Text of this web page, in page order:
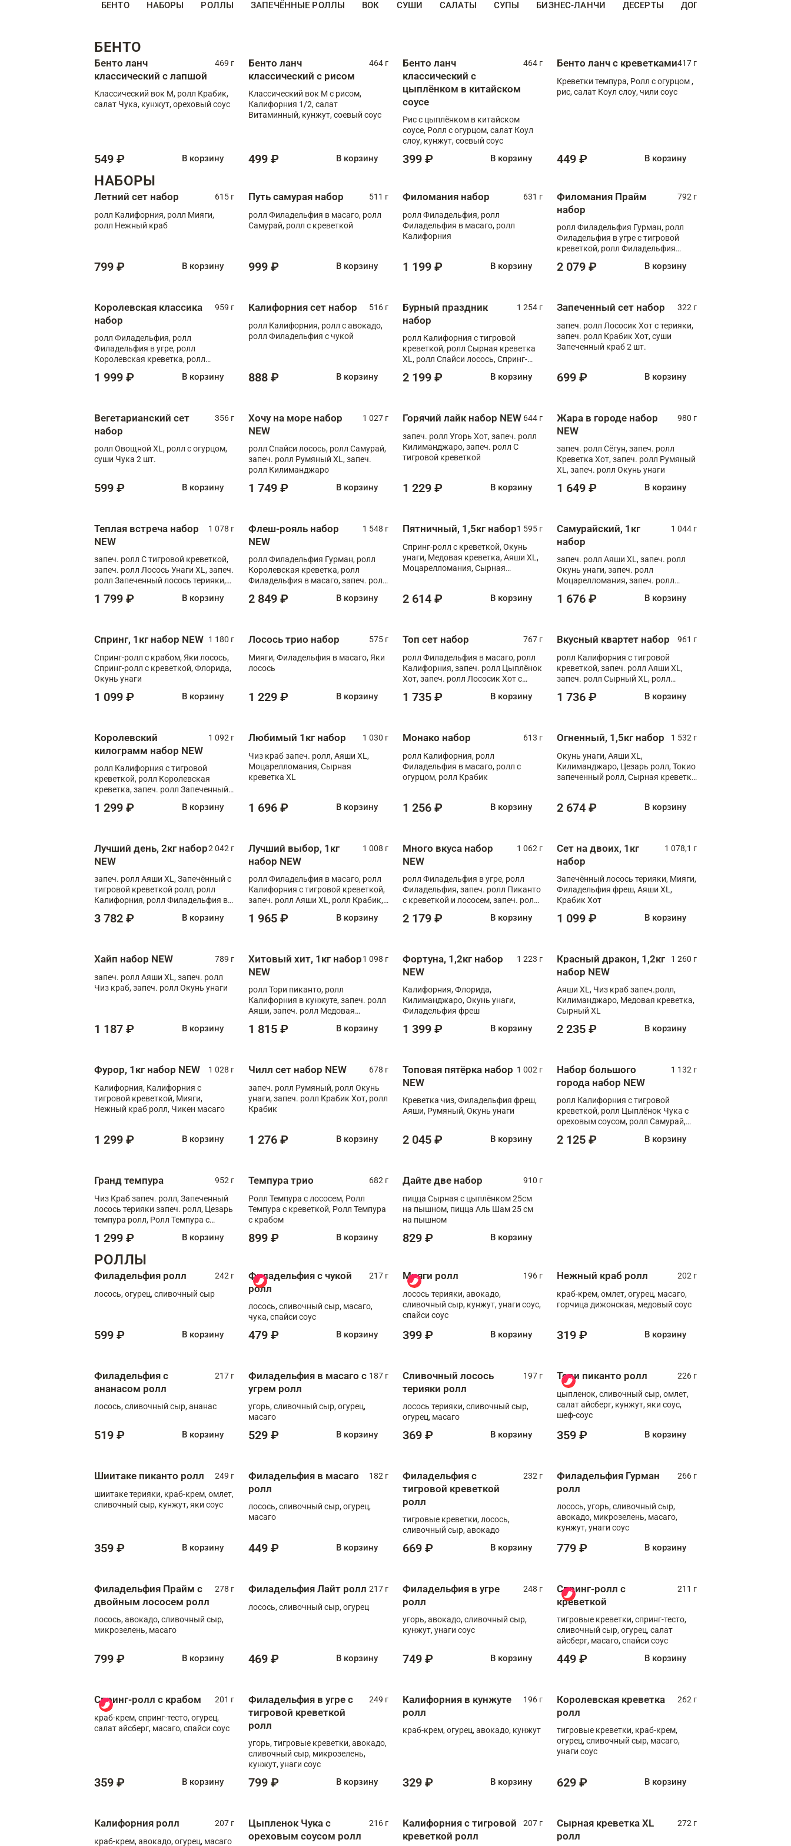
БЕНТО НАБОРЫ РОЛЛЫ ЗАПЕЧЁННЫЕ РОЛЛЫ ВОК СУШИ САЛАТЫ СУПЫ БИЗНЕС-ЛАНЧИ ДЕСЕРТЫ ДОПОЛНИТЕЛЬНО
БЕНТО
Бенто ланч
классический с лапшой
469 г
Классический вок М, ролл Крабик,
салат Чука, кунжут, ореховый соус
549 ₽ В корзину
Бенто ланч
классический с рисом
464 г
Классический вок М с рисом,
Калифорния 1/2, салат
Витаминный, кунжут, соевый соус
499 ₽ В корзину
Бенто ланч
классический с
цыплёнком в китайском
соусе
464 г
Рис с цыплёнком в китайском
соусе, Ролл с огурцом, салат Коул
слоу, кунжут, соевый соус
399 ₽ В корзину
Бенто ланч с креветками417 г
Креветки темпура, Ролл с огурцом ,
рис, салат Коул слоу, чили соус
449 ₽ В корзину
НАБОРЫ
Летний сет набор
615 г
ролл Калифорния, ролл Мияги,
ролл Нежный краб
799 ₽ В корзину
Путь самурая набор
511 г
ролл Филадельфия в масаго, ролл
Самурай, ролл с креветкой
999 ₽ В корзину
Филомания набор
631 г
ролл Филадельфия, ролл
Филадельфия в масаго, ролл
Калифорния
1 199 ₽ В корзину
Филомания Прайм
набор
792 г
ролл Филадельфия Гурман, ролл
Филадельфия в угре с тигровой
креветкой, ролл Филадельфия
2 079 ₽ В корзину
Королевская классика
набор
959 г
ролл Филадельфия, ролл
Филадельфия в угре, ролл
Королевская креветка, ролл
1 999 ₽ В корзину
Калифорния сет набор
516 г
ролл Калифорния, ролл с авокадо,
ролл Филадельфия с чукой
888 ₽ В корзину
Бурный праздник
набор
1 254 г
ролл Калифорния с тигровой
креветкой, ролл Сырная креветка
XL, ролл Спайси лосось, Спринг-
Медовая креветка
2 199 ₽ В корзину
Запеченный сет набор
322 г
запеч. ролл Лососик Хот с терияки,
запеч. ролл Крабик Хот, суши
Запеченный краб 2 шт.
699 ₽ В корзину
Вегетарианский сет
набор
356 г
ролл Овощной XL, ролл с огурцом,
суши Чука 2 шт.
599 ₽ В корзину
Хочу на море набор
NEW
1 027 г
ролл Спайси лосось, ролл Самурай,
запеч. ролл Румяный XL, запеч.
ролл Килиманджаро
1 749 ₽ В корзину
Горячий лайк набор NEW 644 г
запеч. ролл Угорь Хот, запеч. ролл
Килиманджаро, запеч. ролл С
тигровой креветкой
1 229 ₽ В корзину
Жара в городе набор
NEW
980 г
запеч. ролл Сёгун, запеч. ролл
Креветка Хот, запеч. ролл Румяный
XL, запеч. ролл Окунь унаги
1 649 ₽ В корзину
Теплая встреча набор
NEW
1 078 г
запеч. ролл С тигровой креветкой,
запеч. ролл Лосось Унаги XL, запеч.
ролл Запеченный лосось терияки,
1 799 ₽ В корзину
Флеш-рояль набор
NEW
1 548 г
ролл Филадельфия Гурман, ролл
Королевская креветка, ролл
Филадельфия в масаго, запеч. ролл
Тигровая креветка с моцареллой,
2 849 ₽ В корзину
Пятничный, 1,5кг набор1 595 г
Спринг-ролл с креветкой, Окунь
унаги, Медовая креветка, Аяши XL,
Моцарелломания, Сырная
2 614 ₽ В корзину
Самурайский, 1кг
набор
1 044 г
запеч. ролл Аяши XL, запеч. ролл
Окунь унаги, запеч. ролл
Моцарелломания, запеч. ролл
1 676 ₽ В корзину
Спринг, 1кг набор NEW 1 180 г
Спринг-ролл с крабом, Яки лосось,
Спринг-ролл с креветкой, Флорида,
Окунь унаги
1 099 ₽ В корзину
Лосось трио набор
575 г
Мияги, Филадельфия в масаго, Яки
лосось
1 229 ₽ В корзину
Топ сет набор
767 г
ролл Филадельфия в масаго, ролл
Калифорния, запеч. ролл Цыплёнок
Хот, запеч. ролл Лососик Хот с
1 735 ₽ В корзину
Вкусный квартет набор
961 г
ролл Калифорния с тигровой
креветкой, запеч. ролл Аяши XL,
запеч. ролл Сырный XL, ролл
1 736 ₽ В корзину
Королевский
килограмм набор NEW
1 092 г
ролл Калифорния с тигровой
креветкой, ролл Королевская
креветка, запеч. ролл Запеченный
XL, запеч. ролл Крабик Хот
1 299 ₽ В корзину
Любимый 1кг набор
1 030 г
Чиз краб запеч. ролл, Аяши XL,
Моцарелломания, Сырная
креветка XL
1 696 ₽ В корзину
Монако набор
613 г
ролл Калифорния, ролл
Филадельфия в масаго, ролл с
огурцом, ролл Крабик
1 256 ₽ В корзину
Огненный, 1,5кг набор
1 532 г
Окунь унаги, Аяши XL,
Килиманджаро, Цезарь ролл, Токио
запеченный ролл, Сырная креветка
2 674 ₽ В корзину
Лучший день, 2кг набор
NEW
2 042 г
запеч. ролл Аяши XL, Запечённый с
тигровой креветкой ролл, ролл
Калифорния, ролл Филадельфия в
запеч. ролл Моцарелломания, ролл
3 782 ₽ В корзину
Лучший выбор, 1кг
набор NEW
1 008 г
ролл Филадельфия в масаго, ролл
Калифорния с тигровой креветкой,
запеч. ролл Аяши XL, ролл Крабик,
1 965 ₽ В корзину
Много вкуса набор
NEW
1 062 г
ролл Филадельфия в угре, ролл
Филадельфия, запеч. ролл Пиканто
с креветкой и лососем, запеч. ролл
2 179 ₽ В корзину
Сет на двоих, 1кг
набор
1 078,1 г
Запечённый лосось терияки, Мияги,
Филадельфия фреш, Аяши XL,
Крабик Хот
1 099 ₽ В корзину
Хайп набор NEW
789 г
запеч. ролл Аяши XL, запеч. ролл
Чиз краб, запеч. ролл Окунь унаги
1 187 ₽ В корзину
Хитовый хит, 1кг набор
NEW
1 098 г
ролл Тори пиканто, ролл
Калифорния в кунжуте, запеч. ролл
Аяши, запеч. ролл Медовая
чукой
1 815 ₽ В корзину
Фортуна, 1,2кг набор
NEW
1 223 г
Калифорния, Флорида,
Килиманджаро, Окунь унаги,
Филадельфия фреш
1 399 ₽ В корзину
Красный дракон, 1,2кг
набор NEW
1 260 г
Аяши XL, Чиз краб запеч.ролл,
Килиманджаро, Медовая креветка,
Сырный XL
2 235 ₽ В корзину
Фурор, 1кг набор NEW
1 028 г
Калифорния, Калифорния с
тигровой креветкой, Мияги,
Нежный краб ролл, Чикен масаго
1 299 ₽ В корзину
Чилл сет набор NEW
678 г
запеч. ролл Румяный, ролл Окунь
унаги, запеч. ролл Крабик Хот, ролл
Крабик
1 276 ₽ В корзину
Топовая пятёрка набор
NEW
1 002 г
Креветка чиз, Филадельфия фреш,
Аяши, Румяный, Окунь унаги
2 045 ₽ В корзину
Набор большого
города набор NEW
1 132 г
ролл Калифорния с тигровой
креветкой, ролл Цыплёнок Чука с
ореховым соусом, ролл Самурай,
ролл с крабом
2 125 ₽ В корзину
Гранд темпура
952 г
Чиз Краб запеч. ролл, Запеченный
лосось терияки запеч. ролл, Цезарь
темпура ролл, Ролл Темпура с
1 299 ₽ В корзину
Темпура трио
682 г
Ролл Темпура с лососем, Ролл
Темпура с креветкой, Ролл Темпура
с крабом
899 ₽ В корзину
Дайте две набор
910 г
пицца Сырная с цыплёнком 25см
на пышном, пицца Аль Шам 25 см
на пышном
829 ₽ В корзину
РОЛЛЫ
Филадельфия ролл
242 г
лосось, огурец, сливочный сыр
599 ₽ В корзину
Филадельфия с чукой
ролл
217 г
лосось, сливочный сыр, масаго,
чука, спайси соус
479 ₽ В корзину
Мияги ролл
196 г
лосось терияки, авокадо,
сливочный сыр, кунжут, унаги соус,
спайси соус
399 ₽ В корзину
Нежный краб ролл
202 г
краб-крем, омлет, огурец, масаго,
горчица дижонская, медовый соус
319 ₽ В корзину
Филадельфия с
ананасом ролл
217 г
лосось, сливочный сыр, ананас
519 ₽ В корзину
Филадельфия в масаго с
угрем ролл
187 г
угорь, сливочный сыр, огурец,
масаго
529 ₽ В корзину
Сливочный лосось
терияки ролл
197 г
лосось терияки, сливочный сыр,
огурец, масаго
369 ₽ В корзину
Тори пиканто ролл
226 г
цыпленок, сливочный сыр, омлет,
салат айсберг, кунжут, яки соус,
шеф-соус
359 ₽ В корзину
Шиитаке пиканто ролл
249 г
шиитаке терияки, краб-крем, омлет,
сливочный сыр, кунжут, яки соус
359 ₽ В корзину
Филадельфия в масаго
ролл
182 г
лосось, сливочный сыр, огурец,
масаго
449 ₽ В корзину
Филадельфия с
тигровой креветкой
ролл
232 г
тигровые креветки, лосось,
сливочный сыр, авокадо
669 ₽ В корзину
Филадельфия Гурман
ролл
266 г
лосось, угорь, сливочный сыр,
авокадо, микрозелень, масаго,
кунжут, унаги соус
779 ₽ В корзину
Филадельфия Прайм с
двойным лососем ролл
278 г
лосось, авокадо, сливочный сыр,
микрозелень, масаго
799 ₽ В корзину
Филадельфия Лайт ролл 217 г
лосось, сливочный сыр, огурец
469 ₽ В корзину
Филадельфия в угре
ролл
248 г
угорь, авокадо, сливочный сыр,
кунжут, унаги соус
749 ₽ В корзину
Спринг-ролл с
креветкой
211 г
тигровые креветки, спринг-тесто,
сливочный сыр, огурец, салат
айсберг, масаго, спайси соус
449 ₽ В корзину
Спринг-ролл с крабом
201 г
краб-крем, спринг-тесто, огурец,
салат айсберг, масаго, спайси соус
359 ₽ В корзину
Филадельфия в угре с
тигровой креветкой
ролл
249 г
угорь, тигровые креветки, авокадо,
сливочный сыр, микрозелень,
кунжут, унаги соус
799 ₽ В корзину
Калифорния в кунжуте
ролл
196 г
краб-крем, огурец, авокадо, кунжут
329 ₽ В корзину
Королевская креветка
ролл
262 г
тигровые креветки, краб-крем,
огурец, сливочный сыр, масаго,
унаги соус
629 ₽ В корзину
Калифорния ролл
207 г
краб-крем, авокадо, огурец, масаго
Цыпленок Чука с
ореховым соусом ролл
216 г
Калифорния с тигровой
креветкой ролл
207 г
Сырная креветка XL
ролл
272 г